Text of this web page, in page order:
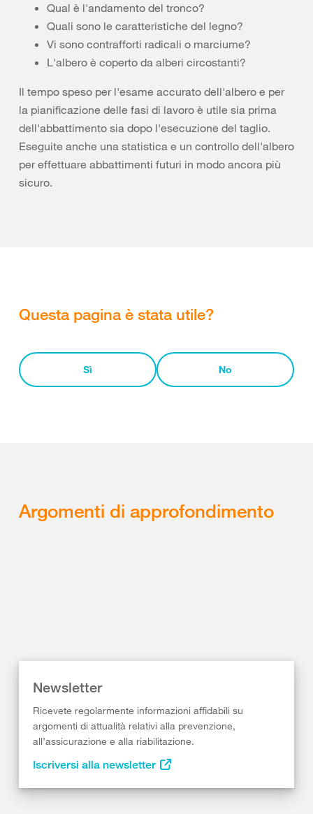
Qual è l'andamento del tronco?
Quali sono le caratteristiche del legno?
Vi sono contrafforti radicali o marciume?
L'albero è coperto da alberi circostanti?
Il tempo speso per l'esame accurato dell'albero e per
la pianificazione delle fasi di lavoro è utile sia prima
dell'abbattimento sia dopo l'esecuzione del taglio.
Eseguite anche una statistica e un controllo dell'albero
per effettuare abbattimenti futuri in modo ancora più
sicuro.
Questa pagina è stata utile?
Sì No
Argomenti di approfondimento
Newsletter
Ricevete regolarmente informazioni affidabili su
argomenti di attualità relativi alla prevenzione,
all’assicurazione e alla riabilitazione.
Iscriversi alla newsletter